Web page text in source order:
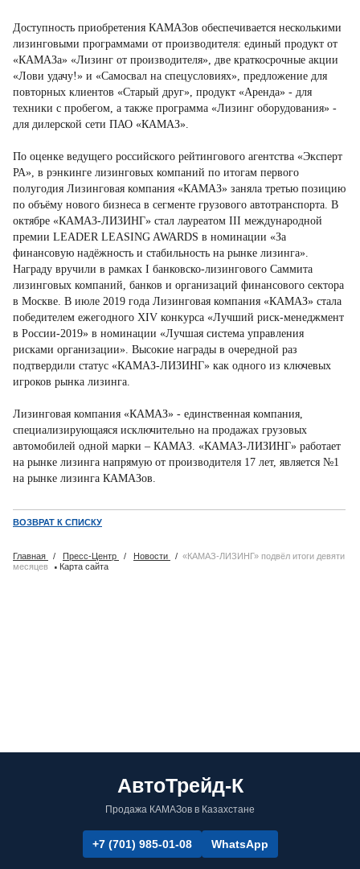
Доступность приобретения КАМАЗов обеспечивается несколькими
лизинговыми программами от производителя: единый продукт от
«КАМАЗа» «Лизинг от производителя», две краткосрочные акции
«Лови удачу!» и «Самосвал на спецусловиях», предложение для
повторных клиентов «Старый друг», продукт «Аренда» - для
техники с пробегом, а также программа «Лизинг оборудования» -
для дилерской сети ПАО «КАМАЗ».
По оценке ведущего российского рейтингового агентства «Эксперт
РА», в рэнкинге лизинговых компаний по итогам первого
полугодия Лизинговая компания «КАМАЗ» заняла третью позицию
по объёму нового бизнеса в сегменте грузового автотранспорта. В
октябре «КАМАЗ-ЛИЗИНГ» стал лауреатом III международной
премии LEADER LEASING AWARDS в номинации «За
финансовую надёжность и стабильность на рынке лизинга».
Награду вручили в рамках I банковско-лизингового Саммита
лизинговых компаний, банков и организаций финансового сектора
в Москве. В июле 2019 года Лизинговая компания «КАМАЗ» стала
победителем ежегодного XIV конкурса «Лучший риск-менеджмент
в России-2019» в номинации «Лучшая система управления
рисками организации». Высокие награды в очередной раз
подтвердили статус «КАМАЗ-ЛИЗИНГ» как одного из ключевых
игроков рынка лизинга.
Лизинговая компания «КАМАЗ» - единственная компания,
специализирующаяся исключительно на продажах грузовых
автомобилей одной марки – КАМАЗ. «КАМАЗ-ЛИЗИНГ» работает
на рынке лизинга напрямую от производителя 17 лет, является №1
на рынке лизинга КАМАЗов.
ВОЗВРАТ К СПИСКУ
Главная / Пресс-Центр / Новости / «КАМАЗ-ЛИЗИНГ» подвёл итоги девяти
месяцев · Карта сайта
АвтоТрейд-К
Продажа КАМАЗов в Казахстане
+7 (701) 985-01-08 WhatsApp